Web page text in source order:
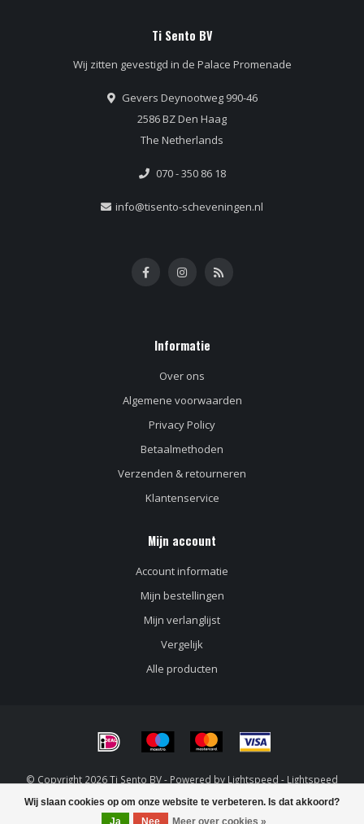
Wij slaan cookies op om onze website te verbeteren. Is dat akkoord?
Ja
Nee Meer over cookies »
Ti Sento BV
Wij zitten gevestigd in de Palace Promenade
Gevers Deynootweg 990-46
2586 BZ Den Haag
The Netherlands
070 - 350 86 18
info@tisento-scheveningen.nl
Informatie
Over ons
Algemene voorwaarden
Privacy Policy
Betaalmethoden
Verzenden & retourneren
Klantenservice
Mijn account
Account informatie
Mijn bestellingen
Mijn verlanglijst
Vergelijk
Alle producten
© Copyright 2026 Ti Sento BV - Powered by Lightspeed - Lightspeed
designbyDyvelopment